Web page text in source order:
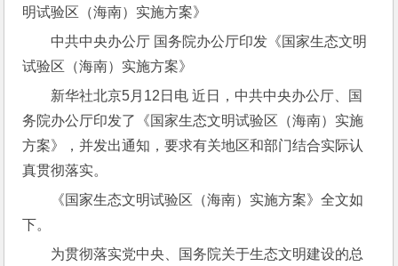
明试验区（海南）实施方案》
中共中央办公厅 国务院办公厅印发《国家生态文明
试验区（海南）实施方案》
新华社北京5月12日电 近日，中共中央办公厅、国
务院办公厅印发了《国家生态文明试验区（海南）实施
方案》，并发出通知，要求有关地区和部门结合实际认
真贯彻落实。
《国家生态文明试验区（海南）实施方案》全文如
下。
为贯彻落实党中央、国务院关于生态文明建设的总